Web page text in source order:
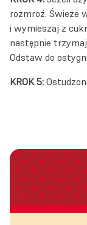
rozmroź. Świeże
i wymieszaj z
następnie
Odstaw do
KROK 5: